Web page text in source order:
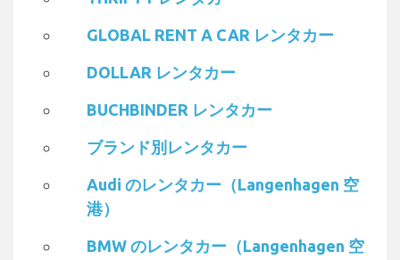
GLOBAL RENT A CAR レンタカー
DOLLAR レンタカー
BUCHBINDER レンタカー
ブランド別レンタカー
Audi のレンタカー（Langenhagen 空
港）
BMW のレンタカー（Langenhagen 空